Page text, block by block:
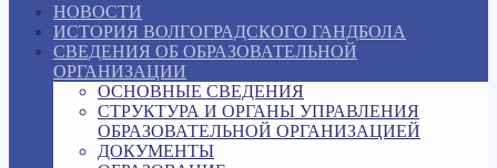
НОВОСТИ
ИСТОРИЯ ВОЛГОГРАДСКОГО ГАНДБОЛА
СВЕДЕНИЯ ОБ ОБРАЗОВАТЕЛЬНОЙ
ОРГАНИЗАЦИИ
ОСНОВНЫЕ СВЕДЕНИЯ
СТРУКТУРА И ОРГАНЫ УПРАВЛЕНИЯ
ОБРАЗОВАТЕЛЬНОЙ ОРГАНИЗАЦИЕЙ
ДОКУМЕНТЫ